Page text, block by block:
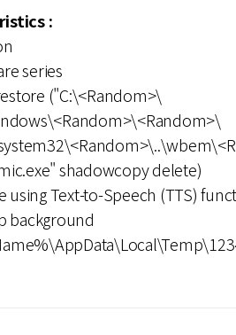
:
series
("C:\<Random>\
shadowcopy delete)
using Text-to-Speech (TTS)
background